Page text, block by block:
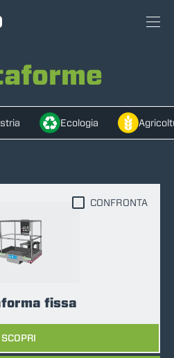
Ecologia
fissa
SCOPRI
CONFRONTA